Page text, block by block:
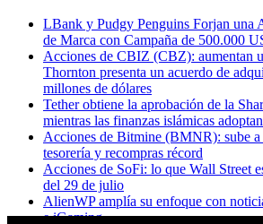
LBank y Pudgy Penguins Forjan una
de Marca con Campaña de 500.000
Acciones de CBIZ (CBZ): aumentan
Thornton presenta un acuerdo de
millones de dólares
Tether obtiene la aprobación de la
mientras las finanzas islámicas
Acciones de Bitmine (BMNR): sube
tesorería y recompras récord
Acciones de SoFi: lo que Wall Street
del 29 de julio
AlienWP amplía su enfoque con
e iGaming